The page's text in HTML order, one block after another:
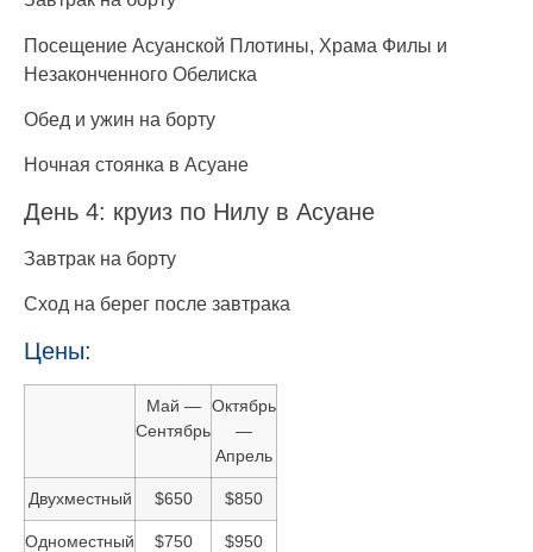
Посещение Асуанской Плотины, Храма Филы и
Незаконченного Обелиска
Обед и ужин на борту
Ночная стоянка в Асуане
День 4: круиз по Нилу в Асуане
Завтрак на борту
Сход на берег после завтрака
Цены:
Май —
Сентябрь
Октябрь
—
Апрель
Двухместный $650 $850
Одноместный $750 $950